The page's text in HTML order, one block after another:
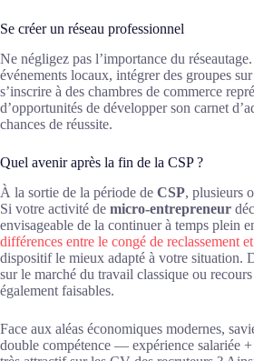
Se créer un réseau professionnel
Ne négligez pas l’importance du
événements locaux, intégrer des groupes
s’inscrire à des chambres de commerce
d’opportunités de développer son carnet
chances de réussite.
Quel avenir après la fin de la CSP ?
À la sortie de la période de CSP, plusieurs
Si votre activité de micro-entrepreneur
envisageable de la continuer à temps plein
différences entre le congé de reclassement
dispositif le mieux adapté à votre situation.
sur le marché du travail classique ou
également faisables.
Face aux aléas économiques modernes,
double compétence — expérience salariée